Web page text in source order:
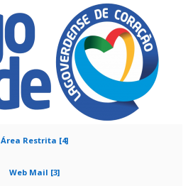
Área Restrita [4]
Web Mail [3]